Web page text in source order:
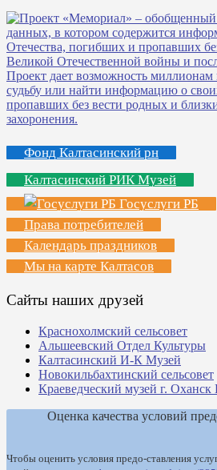
Фонд Калтасинский рн
Калтасинский РИК Музей
Госуслуги РБ
Права потребителей
Календарь праздников
Мы на карте Калтасов
Сайты наших друзей
Краснохолмский сельсовет
Альшеевский Отдел Культуры
Калтасинский И-К Музей
Новокильбахтинский сельсовет
Краеведческий музей г.
Оценка качества условий
Чтобы оценить условия предо-ставления